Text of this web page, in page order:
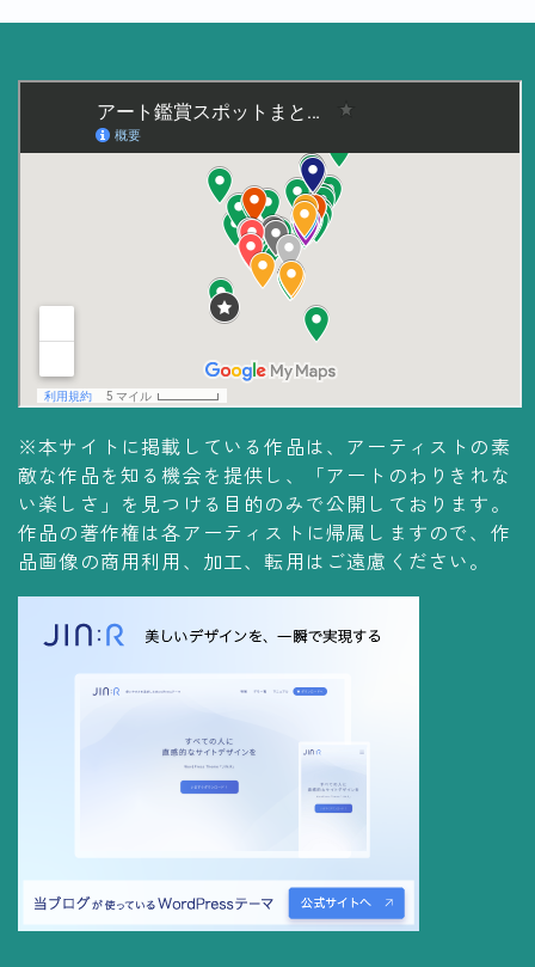
用語解説
作家・作品紹介
買う
アイテム・サービス
コレクションの仕方
Yoshiteru Collection
飾る
飾り方
保管方法
※本サイトに掲載している作品は、アーティストの素
敵な作品を知る機会を提供し、「アートのわりきれな
い楽しさ」を見つける目的のみで公開しております。
作品の著作権は各アーティストに帰属しますので、作
品画像の商用利用、加工、転用はご遠慮ください。